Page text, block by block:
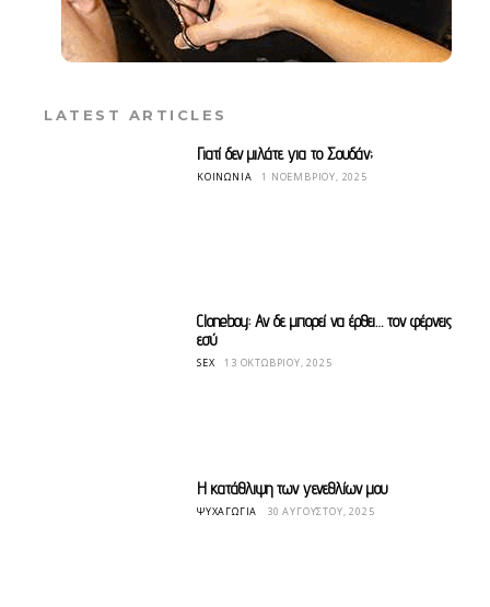
LATEST ARTICLES
Γιατί δεν μιλάτε για το Σουδάν;
ΚΟΙΝΩΝΊΑ 1 ΝΟΕΜΒΡΊΟΥ, 2025
Cloneboy: Αν δε μπορεί να έρθει… τον φέρνεις
εσύ
SEX 13 ΟΚΤΩΒΡΊΟΥ, 2025
Η κατάθλιψη των γενεθλίων μου
ΨΥΧΑΓΩΓΊΑ 30 ΑΥΓΟΎΣΤΟΥ, 2025